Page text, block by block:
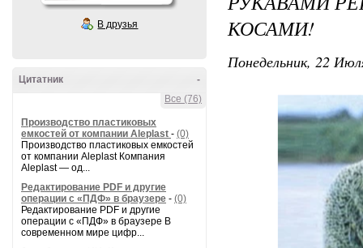
В друзья
-
Цитатник
Все (76)
Производство пластиковых
емкостей от компании Aleplast - (0)
Производство пластиковых емкостей
от компании Aleplast Компания
Aleplast — од...
Редактирование PDF и другие
операции с «ПДФ» в браузере - (0)
Редактирование PDF и другие
операции с «ПДФ» в браузере В
современном мире цифр...
КОСАМИ!
Понедельник, 22